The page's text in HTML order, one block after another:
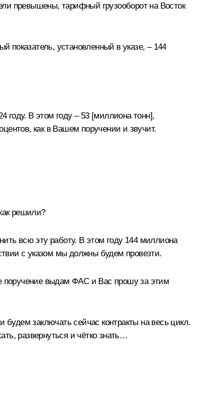
превышены, тарифный грузооборот на Восток
установленный в указе, – 144
году. В этом году – 53 [миллиона тонн],
как в Вашем поручении и звучит.
решили?
всю эту работу. В этом году 144 миллиона
с указом мы должны будем провезти.
поручение выдам ФАС и Вас прошу за этим
заключать сейчас контракты на весь цикл.
развернуться и чётко знать…